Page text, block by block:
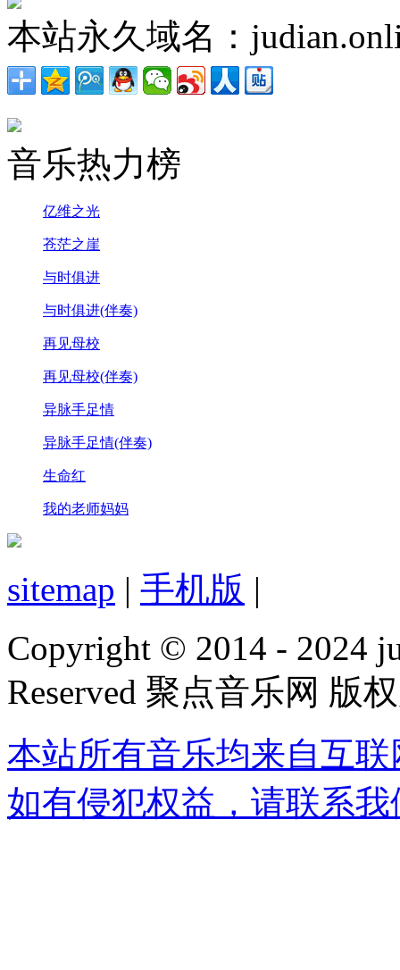
本站永久域名：
音乐热力榜
亿维之光
苍茫之崖
与时俱进
与时俱进(伴奏)
再见母校
再见母校(伴奏)
异脉手足情
异脉手足情(伴奏)
生命红
我的老师妈妈
sitemap | 手机版 |
Copyright © 2014 - 2024
Reserved 聚点音乐网 版
本站所有音乐均来自互
如有侵犯权益，请联系